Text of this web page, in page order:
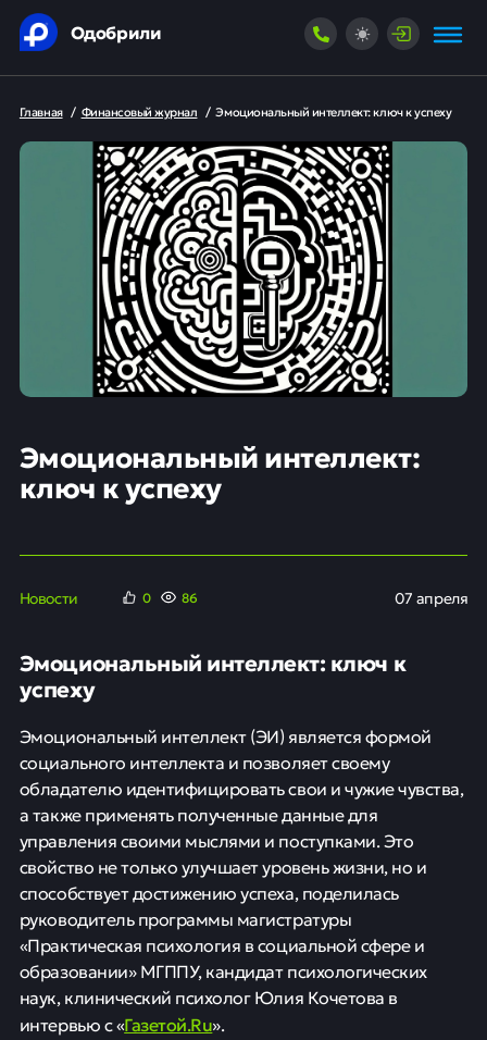
Одобрили
Главная / Финансовый журнал / Эмоциональный интеллект: ключ к успеху
Эмоциональный интеллект:
ключ к успеху
Новости 0 86 07 апреля
Эмоциональный интеллект: ключ к
успеху
Эмоциональный интеллект (ЭИ) является формой
социального интеллекта и позволяет своему
обладателю идентифицировать свои и чужие чувства,
а также применять полученные данные для
управления своими мыслями и поступками. Это
свойство не только улучшает уровень жизни, но и
способствует достижению успеха, поделилась
руководитель программы магистратуры
«Практическая психология в социальной сфере и
образовании» МГППУ, кандидат психологических
наук, клинический психолог Юлия Кочетова в
интервью с «Газетой.Ru».